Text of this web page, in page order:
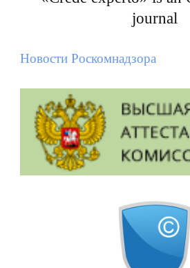
journal
Новости Роскомнадзора